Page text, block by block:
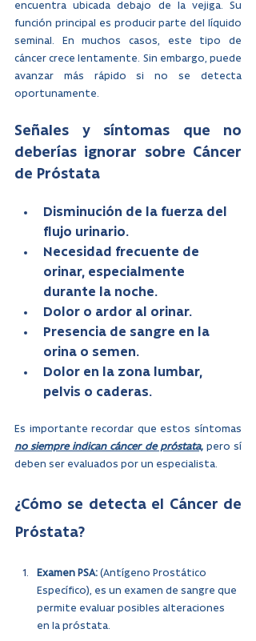
encuentra ubicada debajo de la vejiga. Su
función principal es producir parte del líquido
seminal. En muchos casos, este tipo de
cáncer crece lentamente. Sin embargo, puede
avanzar más rápido si no se detecta
oportunamente.
Señales y síntomas que no
deberías ignorar sobre Cáncer
de Próstata
Disminución de la fuerza del
flujo urinario.
Necesidad frecuente de
orinar, especialmente
durante la noche.
Dolor o ardor al orinar.
Presencia de sangre en la
orina o semen.
Dolor en la zona lumbar,
pelvis o caderas.
no siempre indican cáncer de próstata, pero sí
deben ser evaluados por un especialista.
¿Cómo se detecta el Cáncer de
Próstata?
Examen PSA: (Antígeno Prostático
Específico), es un examen de sangre que
permite evaluar posibles alteraciones
en la próstata.